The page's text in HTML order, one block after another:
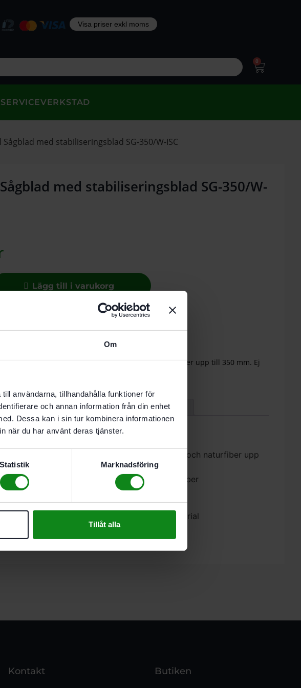
Om
användarna, tillhandahålla funktioner för
och annan information från din enhet
Dessa kan i sin tur kombinera informationen
när du har använt deras tjänster.
Statistik Marknadsföring
Tillåt alla
0
SERVICEVERKSTAD
Sågblad med stabiliseringsblad SG-350/W-ISC
med stabiliseringsblad SG-350/W-
Lägg till i varukorg
Skickas inom 5-8 vardagar.
av flexibla isoleringsmaterial av mineral- och naturfiber upp till 350 mm. Ej
Teknisk Data Recensioner (0)
av flexibla isoleringsmaterial av mineral- och naturfiber upp
för tryckhållfasta isoleringsmaterial med träfiber
240 EB
med vågformade tänder
isolermaterial av mineralfiber och naturmaterial
Kontakt Butiken